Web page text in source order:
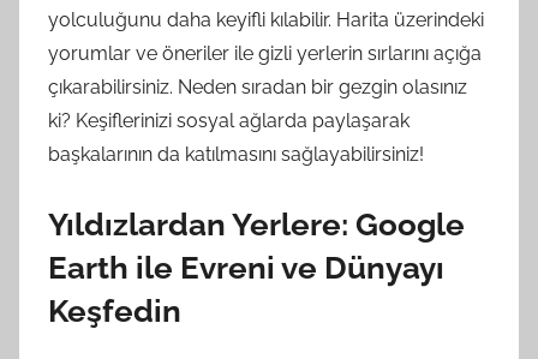
yolculuğunu daha keyifli kılabilir. Harita üzerindeki
yorumlar ve öneriler ile gizli yerlerin sırlarını açığa
çıkarabilirsiniz. Neden sıradan bir gezgin olasınız
ki? Keşiflerinizi sosyal ağlarda paylaşarak
başkalarının da katılmasını sağlayabilirsiniz!
Yıldızlardan Yerlere: Google
Earth ile Evreni ve Dünyayı
Keşfedin